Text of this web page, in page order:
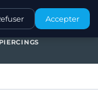
PIERCINGS
PIERCINGS
Accepter